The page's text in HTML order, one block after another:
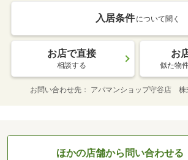
入居条件 について聞く
お店で直接
相談する
お
似た物
お問い合わせ先 アパマンショップ守谷店 株
ほかの店舗から問い合わせる